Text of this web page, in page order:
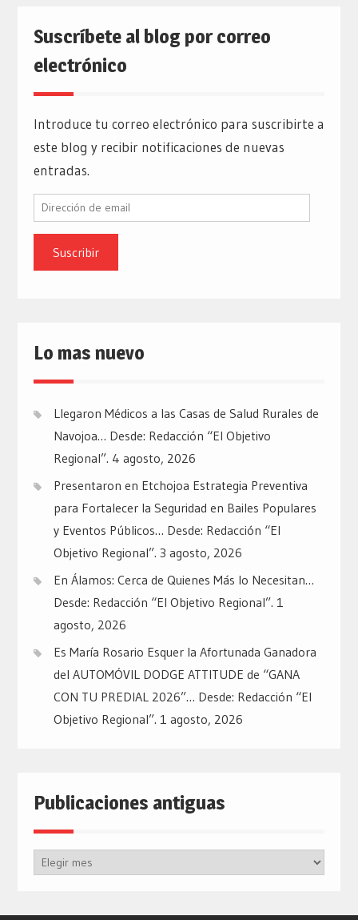
Suscríbete al blog por correo
electrónico
Introduce tu correo electrónico para suscribirte a
este blog y recibir notificaciones de nuevas
entradas.
Dirección
email
Lo mas nuevo
Llegaron Médicos a las Casas de Salud Rurales de
Navojoa… Desde: Redacción “El Objetivo
Regional”. 4 agosto, 2026
Presentaron en Etchojoa Estrategia Preventiva
para Fortalecer la Seguridad en Bailes Populares
y Eventos Públicos… Desde: Redacción “El
Objetivo Regional”. 3 agosto, 2026
En Álamos: Cerca de Quienes Más lo Necesitan…
Desde: Redacción “El Objetivo Regional”. 1
agosto, 2026
Es María Rosario Esquer la Afortunada Ganadora
del AUTOMÓVIL DODGE ATTITUDE de “GANA
CON TU PREDIAL 2026”… Desde: Redacción “El
Objetivo Regional”. 1 agosto, 2026
Publicaciones antiguas
Publicaciones